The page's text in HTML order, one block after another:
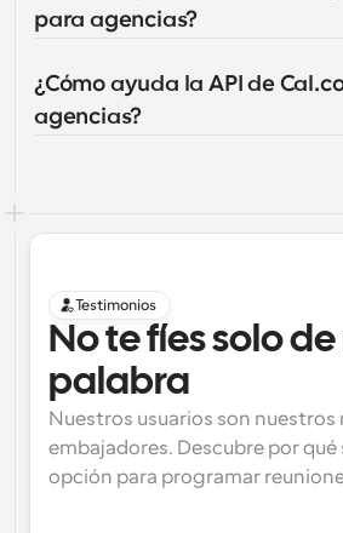
para agencias?
¿Cómo ayuda la API de
agencias?
Testimonios
No te fíes solo
palabra
Nuestros usuarios son nuestros
embajadores. Descubre por
opción para programar